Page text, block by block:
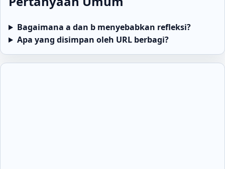
Bagaimana a dan b menyebabkan refleksi?
Apa yang disimpan oleh URL berbagi?